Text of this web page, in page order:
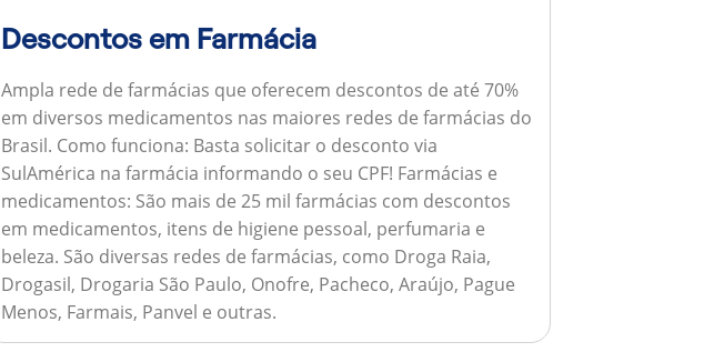
Descontos em Farmácia
Ampla rede de farmácias que oferecem descontos de até 70%
em diversos medicamentos nas maiores redes de farmácias do
Brasil. Como funciona: Basta solicitar o desconto via
SulAmérica na farmácia informando o seu CPF! Farmácias e
medicamentos: São mais de 25 mil farmácias com descontos
em medicamentos, itens de higiene pessoal, perfumaria e
beleza. São diversas redes de farmácias, como Droga Raia,
Drogasil, Drogaria São Paulo, Onofre, Pacheco, Araújo, Pague
Menos, Farmais, Panvel e outras.